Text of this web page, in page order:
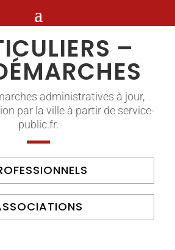
–
administratives à jour,
par la ville à partir de service-
public.fr.